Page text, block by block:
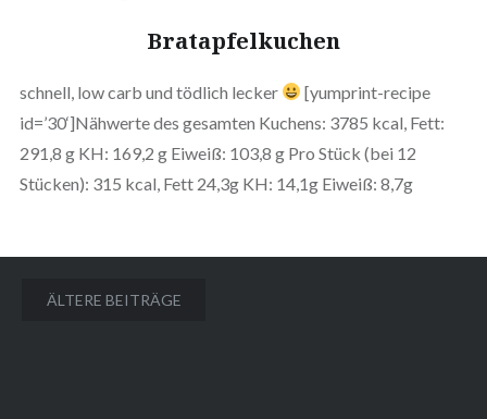
Bratapfelkuchen
schnell, low carb und tödlich lecker
[yumprint-recipe
id=’30‘]Nähwerte des gesamten Kuchens: 3785 kcal, Fett:
291,8 g KH: 169,2 g Eiweiß: 103,8 g Pro Stück (bei 12
Stücken): 315 kcal, Fett 24,3g KH: 14,1g Eiweiß: 8,7g
Beitragsnavigation
ÄLTERE BEITRÄGE